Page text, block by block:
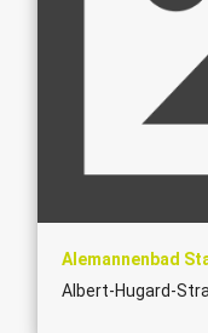
Alemannenbad
Albert-Hugard-